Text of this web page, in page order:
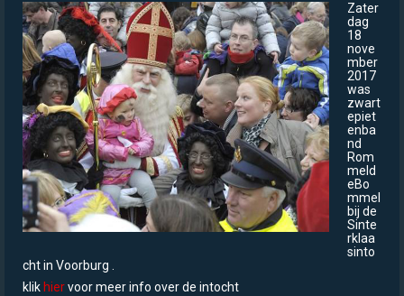
Zater
dag
18
nove
mber
2017
was
zwart
epiet
enba
nd
Rom
meld
eBo
mmel
bij de
Sinte
rklaa
sinto
cht in Voorburg .
klik hiervoor meer info over de intocht